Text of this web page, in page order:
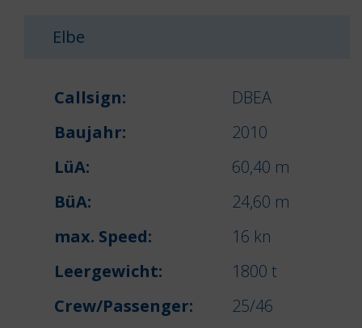
Elbe
Callsign:
DBEA
Baujahr:
2010
LüA:
60,40 m
BüA:
24,60 m
max. Speed:
16 kn
Leergewicht:
1800 t
Crew/Passenger:
25/46